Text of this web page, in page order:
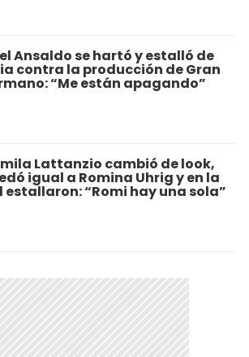
Ansaldo se hartó y estalló de
contra la producción de Gran
“Me están apagando”
Lattanzio cambió de look,
igual a Romina Uhrig y en la
estallaron: “Romi hay una sola”